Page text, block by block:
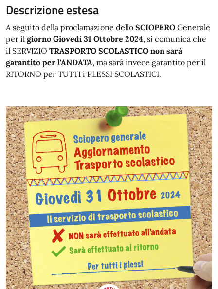
Descrizione estesa
A seguito della proclamazione dello SCIOPERO Generale
per il giorno Giovedì 31 Ottobre 2024, si comunica che
il SERVIZIO TRASPORTO SCOLASTICO non sarà
garantito per l'ANDATA, ma sarà invece garantito per il
RITORNO per TUTTI i PLESSI SCOLASTICI.